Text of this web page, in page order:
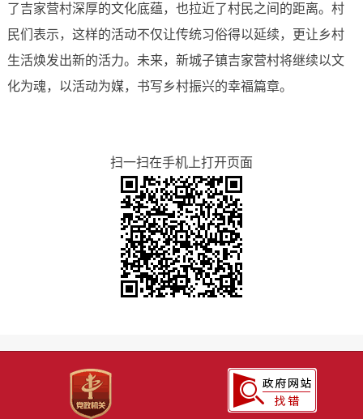
了吉家营村深厚的文化底蕴，也拉近了村民之间的距离。村
民们表示，这样的活动不仅让传统习俗得以延续，更让乡村
生活焕发出新的活力。未来，新城子镇吉家营村将继续以文
化为魂，以活动为媒，书写乡村振兴的幸福篇章。
扫一扫在手机上打开页面